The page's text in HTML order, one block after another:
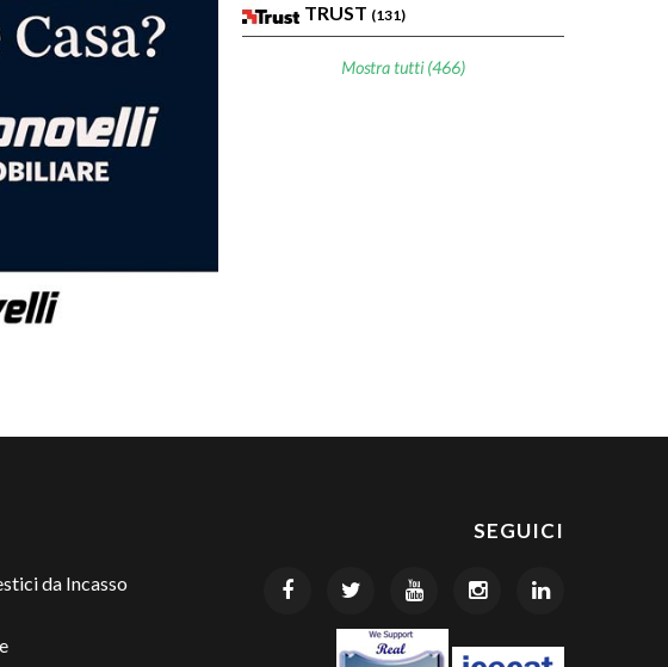
TRUST (131)
Mostra tutti (466)
SEGUICI
da Incasso